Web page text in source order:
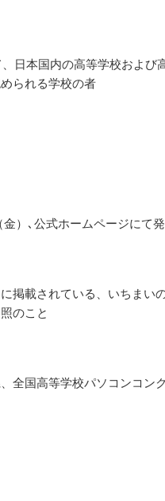
日本国内の高等学校および
られる学校の者
金）､公式ホームページにて
掲載されている、いちまい
のこと
全国高等学校パソコンコン